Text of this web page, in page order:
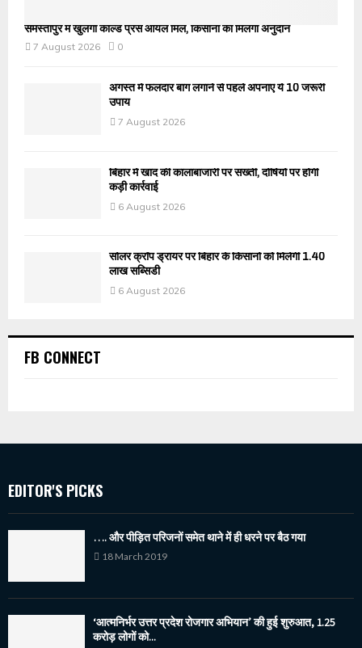
समस्तीपुर में खुलेगी कोल्ड प्रेस ऑयल मिल, किसानों को मिलेगा अनुदान
7 August 2026
0
अगस्त में फलदार बाग लगाने से पहले अपनाएं ये 10 जरूरी
उपाय
7 August 2026
बिहार में खाद की कालाबाजारी पर सख्ती, दोषियों पर होगी
कड़ी कार्रवाई
6 August 2026
सोलर क्रॉप ड्रायर पर बिहार के किसानों को मिलेगी 1.40
लाख सब्सिडी
6 August 2026
FB CONNECT
EDITOR'S PICKS
…. और पीड़ित परिजनों समेत थाने में ही धरने पर बैठ गया
18 March 2019
‘आत्मनिर्भर उत्तर प्रदेश रोजगार अभियान’ की हुई शुरुआत, 1.25
करोड़ लोगों को...